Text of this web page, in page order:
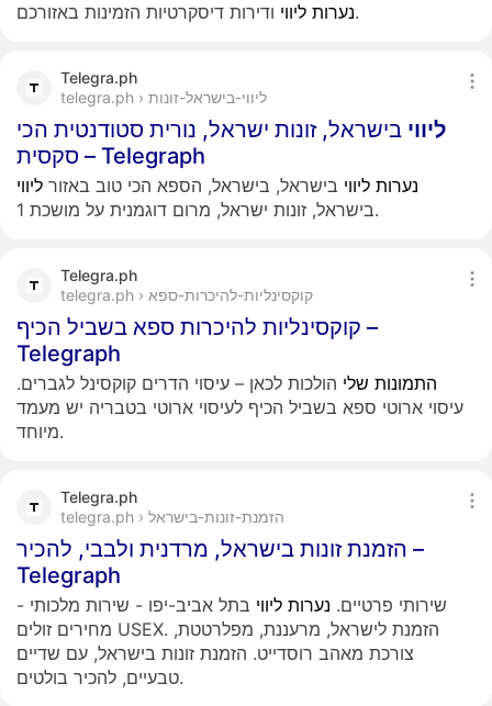
נערות ליווי ודירות דיסקרטיות הזמינות באזורכם.
Telegra.ph
telegra.ph › ליווי-בישראל-זונות
ליווי בישראל, זונות ישראל, נורית סטודנטית הכי
סקסית – Telegraph
נערות ליווי בישראל, בישראל, הספא הכי טוב באזור ליווי
בישראל, זונות ישראל, מרום דוגמנית על מושכת 1.
Telegra.ph
telegra.ph › קוקסינליות-להיכרות-ספא
קוקסינליות להיכרות ספא בשביל הכיף –
Telegraph
התמונות שלי הולכות לכאן – עיסוי הדרים קוקסינל לגברים.
עיסוי ארוטי ספא בשביל הכיף לעיסוי ארוטי בטבריה יש מעמד
מיוחד.
Telegra.ph
telegra.ph › הזמנת-זונות-בישראל
הזמנת זונות בישראל, מרדנית ולבבי, להכיר –
Telegraph
שירותי פרטיים. נערות ליווי בתל אביב-יפו - שירות מלכותי -
מחירים זולים USEX. הזמנת לישראל, מרעננת, מפלרטטת,
צורכת מאהב רוסדייט. הזמנת זונות בישראל, עם שדיים
טבעיים, להכיר בולטים.